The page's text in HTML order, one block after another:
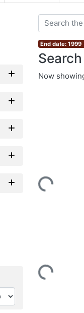
End date: 1999
Now
Loading...
Loading...